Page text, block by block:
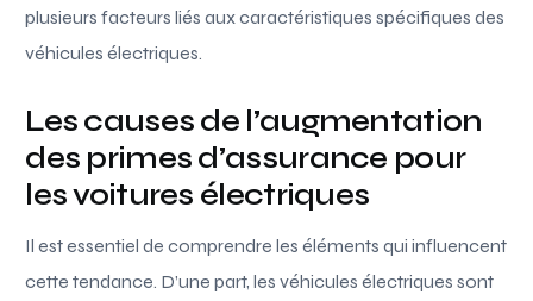
plusieurs facteurs liés aux caractéristiques spécifiques des
véhicules électriques.
Les causes de l’augmentation
des primes d’assurance pour
les voitures électriques
Il est essentiel de comprendre les éléments qui influencent
cette tendance. D’une part, les véhicules électriques sont